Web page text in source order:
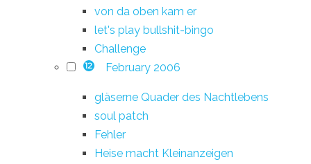
von da oben kam er
let's play bullshit-bingo
Challenge
12 February 2006
gläserne Quader des Nachtlebens
soul patch
Fehler
Heise macht Kleinanzeigen